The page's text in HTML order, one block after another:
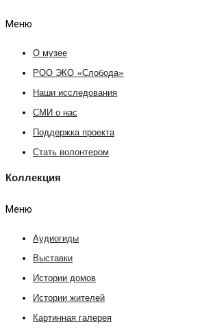
Меню
О музее
РОО ЭКО «Слобода»
Наши исследования
СМИ о нас
Поддержка проекта
Стать волонтером
Коллекция
Меню
Аудиогиды
Выставки
Истории домов
Истории жителей
Картинная галерея